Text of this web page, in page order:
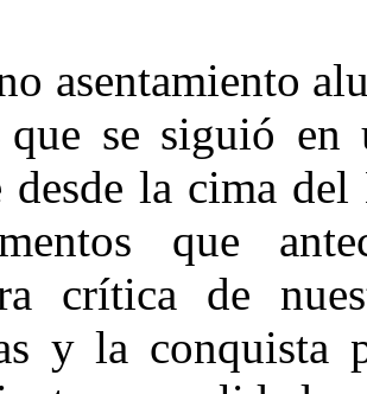
asentamiento
que se siguió
desde la cima
que
crí­tica de
y la con­quista